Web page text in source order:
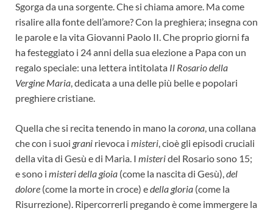
Sgorga da una sorgente. Che si chiama amore. Ma come
risalire alla fonte dell’amore? Con la preghiera; insegna con
le parole e la vita Giovanni Paolo II. Che proprio giorni fa
ha festeggiato i 24 anni della sua elezione a Papa con un
regalo speciale: una lettera intitolata Il Rosario della
Vergine Maria, dedicata a una delle più belle e popolari
preghiere cristiane.
Quella che si recita tenendo in mano lacorona, una collana
che con i suoi grani rievoca i misteri, cioè gli episodi cruciali
della vita di Gesù e di Maria. I misteridel Rosario sono 15;
e sono i misteri della gioia (come la nascita di Gesù),del
dolore (come la morte in croce) edella gloria (come la
Risurrezione). Ripercorrerli pregando è come immergere la